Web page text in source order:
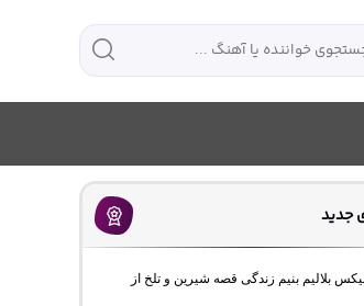
جدید
بلالیم بنیم زندگی قصه شیرین و تلخ از